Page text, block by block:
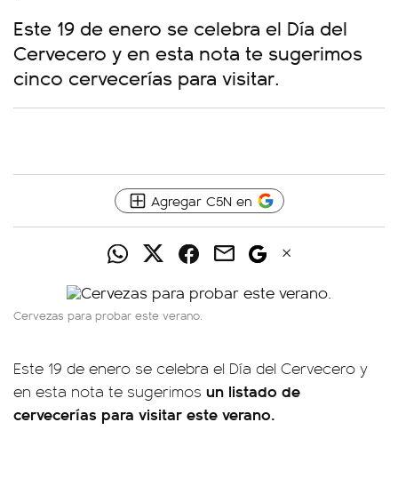
Este 19 de enero se celebra el Día del
Cervecero y en esta nota te sugerimos
cinco cervecerías para visitar.
Agregar C5N en
Cervezas para probar este verano.
Este 19 de enero se celebra el Día del Cervecero y
en esta nota te sugerimos un listado de
cervecerías para visitar este verano.